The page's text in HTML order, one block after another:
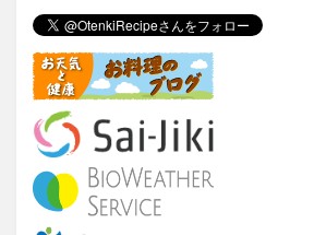
er e
b
o
o
k
n
a